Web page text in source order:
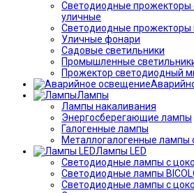
Светодиодные прожекторы
уличные
Светодиодные прожекторы
Уличные фонари
Садовые светильники
Промышленные
Прожектор светодиодный
Лампы
Лампы накаливания
Энергосберегающие лампы
Галогенные лампы
Металлогалогенные лампы
Лампы LED
Светодиодные лампы с
Светодиодные лампы
Светодиодные лампы с